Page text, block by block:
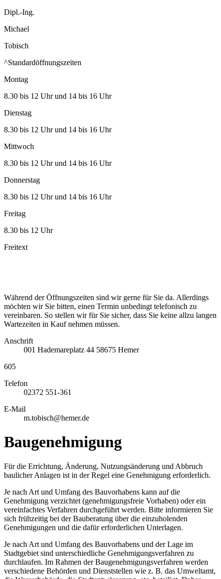
Dipl.-Ing.
Michael
Tobisch
^Standardöffnungszeiten
Montag
8.30 bis 12 Uhr und 14 bis 16 Uhr
Dienstag
8.30 bis 12 Uhr und 14 bis 16 Uhr
Mittwoch
8.30 bis 12 Uhr und 14 bis 16 Uhr
Donnerstag
8.30 bis 12 Uhr und 14 bis 16 Uhr
Freitag
8.30 bis 12 Uhr
Freitext
Während der Öffnungszeiten sind wir gerne für Sie da. Allerdings
möchten wir Sie bitten, einen Termin unbedingt telefonisch zu
vereinbaren. So stellen wir für Sie sicher, dass Sie keine allzu langen
Wartezeiten in Kauf nehmen müssen.
Anschrift
001 Hademareplatz 44 58675 Hemer
605
Telefon
02372 551-361
E-Mail
m.tobisch@hemer.de
Baugenehmigung
Für die Errichtung, Änderung, Nutzungsänderung und Abbruch
baulicher Anlagen ist in der Regel eine Genehmigung erforderlich.
Je nach Art und Umfang des Bauvorhabens kann auf die
Genehmigung verzichtet (genehmigungsfreie Vorhaben) oder ein
vereinfachtes Verfahren durchgeführt werden. Bitte informieren Sie
sich frühzeitig bei der Bauberatung über die einzuholenden
Genehmigungen und die dafür erforderlichen Unterlagen.
Je nach Art und Umfang des Bauvorhabens und der Lage im
Stadtgebiet sind unterschiedliche Genehmigungsverfahren zu
durchlaufen. Im Rahmen der Baugenehmigungsverfahren werden
verschiedene Behörden und Dienststellen wie z. B. das Umweltamt,